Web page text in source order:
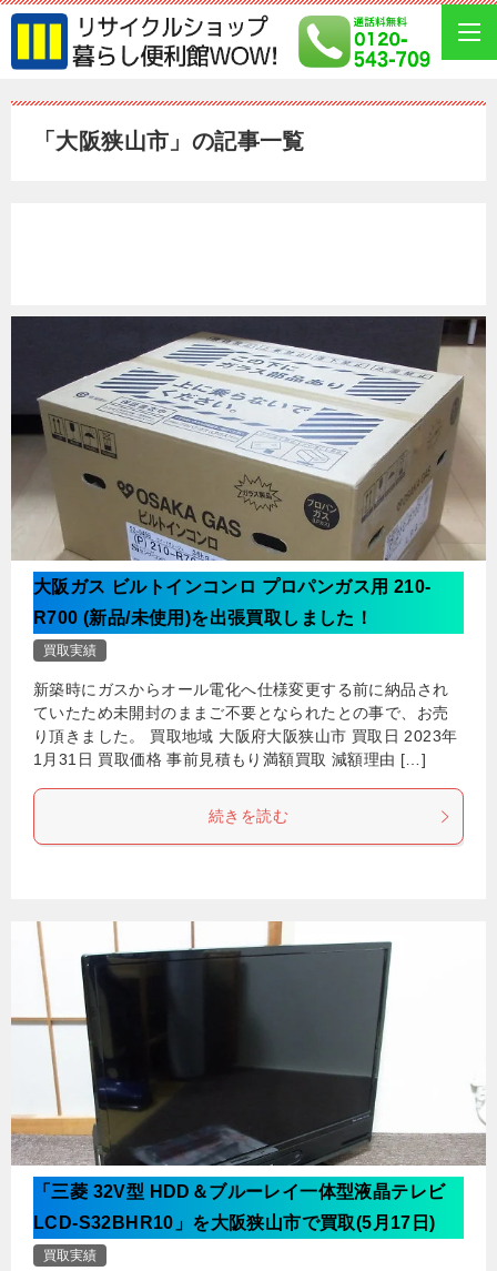
「大阪狭山市」の記事一覧
大阪ガス ビルトインコンロ プロパンガス用 210-
R700 (新品/未使用)を出張買取しました！
買取実績
新築時にガスからオール電化へ仕様変更する前に納品され
ていたため未開封のままご不要となられたとの事で、お売
り頂きました。 買取地域 大阪府大阪狭山市 買取日 2023年
1月31日 買取価格 事前見積もり満額買取 減額理由 […]
続きを読む
「三菱 32V型 HDD＆ブルーレイ一体型液晶テレビ
LCD-S32BHR10」を大阪狭山市で買取(5月17日)
買取実績